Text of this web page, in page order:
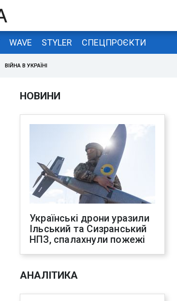
WAVE STYLER СПЕЦПРОЄКТИ
ВІЙНА В УКРАЇНІ
НОВИНИ
Українські дрони уразили
Ільський та Сизранський
НПЗ, спалахнули пожежі
АНАЛІТИКА